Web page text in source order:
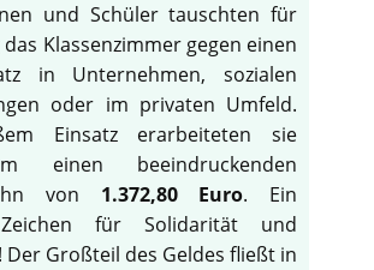
und Schüler tauschten für
das Klassenzimmer gegen einen
in Unternehmen, sozialen
oder im privaten Umfeld.
Einsatz erarbeiteten sie
einen beeindruckenden
von 1.372,80 Euro. Ein
für Solidarität und
Der Großteil des Geldes fließt in